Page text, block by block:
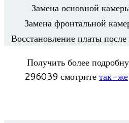
Замена основ­ной
Замена фрон­таль­ной
Вос­ста­нов­ле­ние платы после
Полу­чить более
296039 смот­ритетак-же